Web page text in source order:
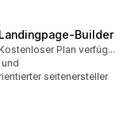
insgesamt
Kostenloser Plan verfügbar
seitenersteller